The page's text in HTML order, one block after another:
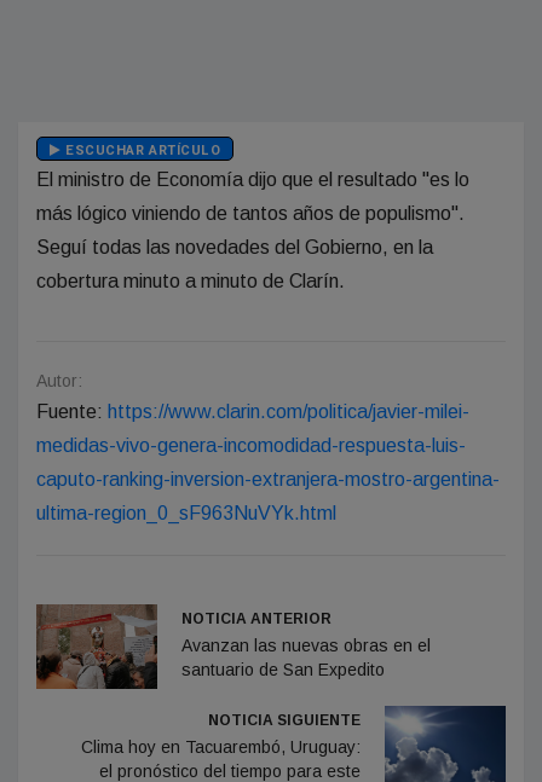
ESCUCHAR ARTÍCULO
El ministro de Economía dijo que el resultado "es lo
más lógico viniendo de tantos años de populismo".
Seguí todas las novedades del Gobierno, en la
cobertura minuto a minuto de Clarín.
Autor:
Fuente: https://www.clarin.com/politica/javier-milei-
medidas-vivo-genera-incomodidad-respuesta-luis-
caputo-ranking-inversion-extranjera-mostro-argentina-
ultima-region_0_sF963NuVYk.html
NOTICIA ANTERIOR
Avanzan las nuevas obras en el
santuario de San Expedito
NOTICIA SIGUIENTE
Clima hoy en Tacuarembó, Uruguay:
el pronóstico del tiempo para este